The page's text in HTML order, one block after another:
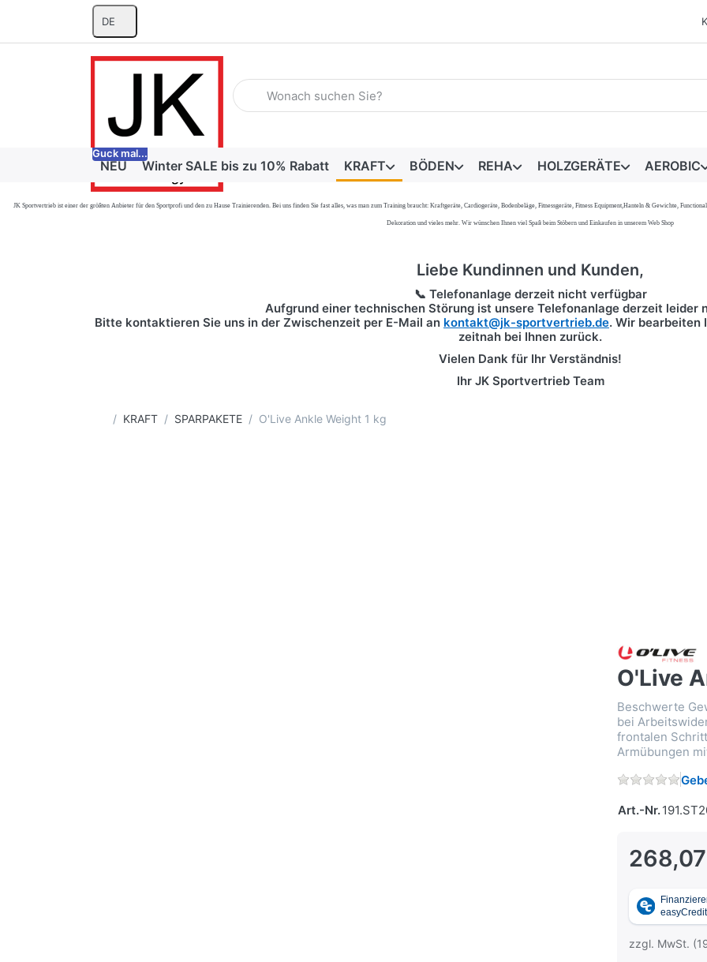
DE
Geben Sie einen Suchbegriff ein. Während Sie tippen, erscheinen automatisch
NEU
Guck mal...
Winter SALE bis zu 10% Rabatt KRAFT BÖDEN REHA HOLZGERÄTE AEROBIC
JK Sportvertrieb ist einer der größten Anbieter für den Sportprofi und den zu Hause Trainierenden. Bei uns finden Sie fast alles, was man zum Training braucht: Kraftgeräte, Cardiogeräte, Bodenbeläge, Fitnessgeräte, Fitness Equipment,Hanteln & Gewichte,
Dekoration und vieles mehr. Wir wünschen Ihnen viel Spaß beim Stöbern und Einkaufen in unserem Web Shop
Liebe Kundinnen und Kunden,
📞 Telefonanlage derzeit nicht verfügbar
Aufgrund einer technischen Störung ist unsere Telefonanlage derzeit leider
Bitte kontaktieren Sie uns in der Zwischenzeit per E-Mail an kontakt@jk-sportvertrieb.de. Wir bearbeiten
zeitnah bei Ihnen zurück.
Vielen Dank für Ihr Verständnis!
Ihr JK Sportvertrieb Team
Startseite
KRAFT SPARPAKETE O'Live Ankle Weight 1 kg
O'Live
Beschwerte
bei
frontalen
Armübungen
Art.-Nr.
zzgl. MwSt.